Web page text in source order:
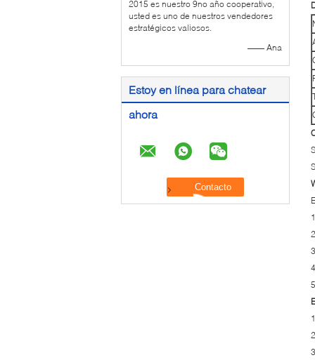
2015 es nuestro 9no año cooperativo,
usted es uno de nuestros vendedores
estratégicos valiosos.
—— Ana
Estoy en línea para chatear
ahora